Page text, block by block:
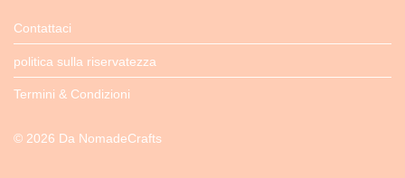
Contattaci
politica sulla riservatezza
Termini & Condizioni
© 2026 Da NomadeCrafts